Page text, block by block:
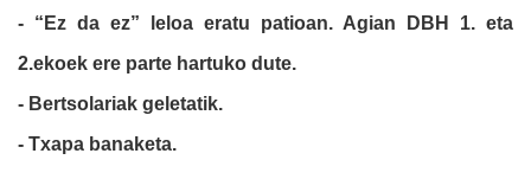
- “Ez da ez” leloa eratu patioan. Agian DBH 1. eta
2.ekoek ere parte hartuko dute.
- Bertsolariak geletatik.
- Txapa banaketa.